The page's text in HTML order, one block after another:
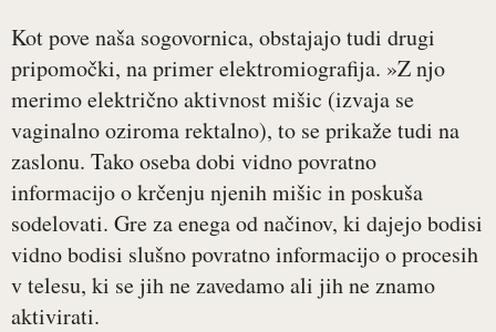
Kot pove naša sogovornica, obstajajo tudi drugi
pripomočki, na primer elektromiografija. »Z njo
merimo električno aktivnost mišic (izvaja se
vaginalno oziroma rektalno), to se prikaže tudi na
zaslonu. Tako oseba dobi vidno povratno
informacijo o krčenju njenih mišic in poskuša
sodelovati. Gre za enega od načinov, ki dajejo bodisi
vidno bodisi slušno povratno informacijo o procesih
v telesu, ki se jih ne zavedamo ali jih ne znamo
aktivirati.